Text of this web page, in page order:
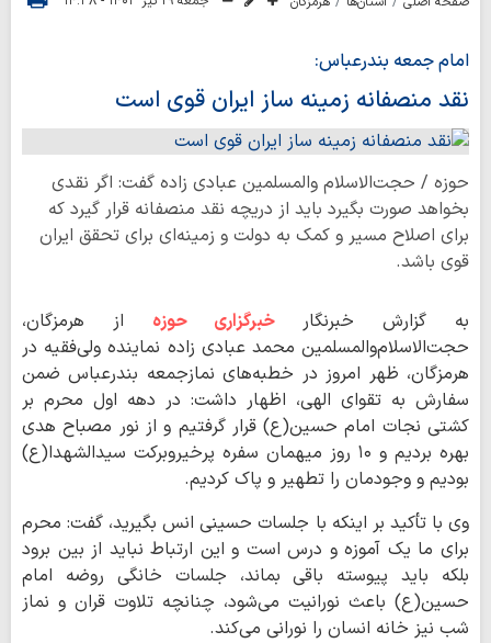
امام جمعه بندرعباس:
نقد منصفانه زمینه ساز ایران قوی است
حوزه / حجت‌الاسلام والمسلمین عبادی زاده گفت: اگر نقدی
بخواهد صورت بگیرد باید از دریچه نقد منصفانه قرار گیرد که
برای اصلاح مسیر و کمک به دولت و زمینه‌ای برای تحقق ایران
قوی باشد.
به گزارش خبرنگارخبرگزاری حوزه از هرمزگان،
حجت‌الاسلام‌والمسلمین محمد عبادی زاده نماینده ولی‌فقیه در
هرمزگان، ظهر امروز در خطبه‌های نمازجمعه بندرعباس ضمن
سفارش به تقوای الهی، اظهار داشت: در دهه اول محرم بر
کشتی نجات امام حسین(ع) قرار گرفتیم و از نور مصباح هدی
بهره بردیم و ۱۰ روز میهمان سفره پرخیروبرکت سیدالشهدا(ع)
بودیم و وجودمان را تطهیر و پاک کردیم.
وی با تأکید بر اینکه با جلسات حسینی انس بگیرید، گفت: محرم
برای ما یک آموزه و درس است و این ارتباط نباید از بین برود
بلکه باید پیوسته باقی بماند، جلسات خانگی روضه امام
حسین(ع) باعث نورانیت می‌شود، چنانچه تلاوت قران و نماز
شب نیز خانه انسان را نورانی می‌کند.